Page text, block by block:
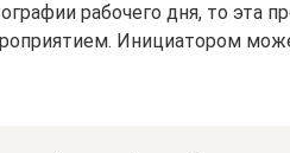
рабочего дня, то эта
Инициатором